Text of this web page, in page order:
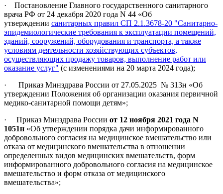
· Постановление Главного государственного санитарного
врача РФ от 24 декабря 2020 года N 44 «Об
утверждении санитарных правил СП 2.1.3678-20 "Санитарно-
эпидемиологические требования к эксплуатации помещений,
зданий, сооружений, оборудования и транспорта, а также
условиям деятельности хозяйствующих субъектов,
осуществляющих продажу товаров, выполнение работ или
оказание услуг" (с изменениями на 20 марта 2024 года);
· Приказ Минздрава России от 27.05.2025 № 313н «Об
утверждении Положения об организации оказания первичной
медико-санитарной помощи детям»;
· Приказ Минздрава России от 12 ноября 2021 года N
1051н «Об утверждении порядка дачи информированного
добровольного согласия на медицинское вмешательство или
отказа от медицинского вмешательства в отношении
определенных видов медицинских вмешательств, форм
информированного добровольного согласия на медицинское
вмешательство и форм отказа от медицинского
вмешательства»;